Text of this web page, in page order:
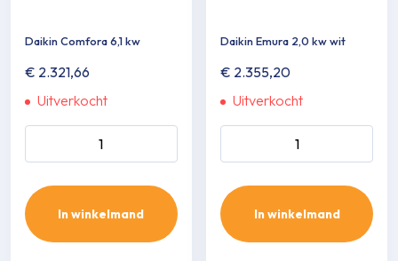
Daikin Comfora 6,1 kw
€ 2.321,66
Uitverkocht
In winkelmand
Daikin Emura 2,0 kw wit
€ 2.355,20
Uitverkocht
In winkelmand